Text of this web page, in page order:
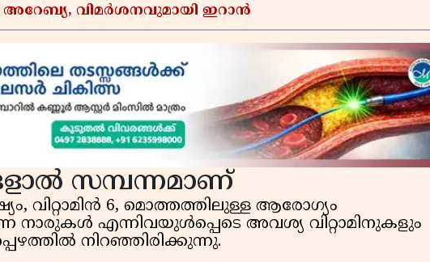
അറേബ്യ, വിമർശനവുമായി ഇറാൻ
സമ്പന്നമാണ്
വിറ്റാമിന്‍ 6, മൊത്തത്തിലുള്ള ആരോഗ്യം
നാരുകള്‍ എന്നിവയുള്‍പ്പെടെ അവശ്യ വിറ്റാമിനുകളും
നിറഞ്ഞിരിക്കുന്നു.